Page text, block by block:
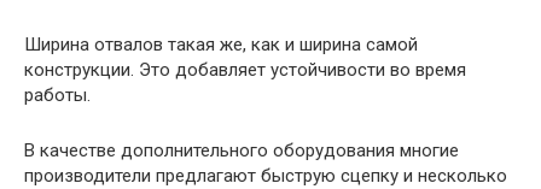
Ширина отвалов такая же, как и ширина самой
конструкции. Это добавляет устойчивости во время
работы.
В качестве дополнительного оборудования многие
производители предлагают быструю сцепку и несколько